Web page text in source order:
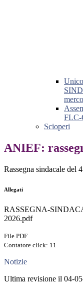
FLC-
Scioperi
ANIEF:
Rassegna sindacale del
Allegati
RASSEGNA-
2026.pdf
File PDF
Contatore click: 11
Notizie
Ultima revisione il 04-